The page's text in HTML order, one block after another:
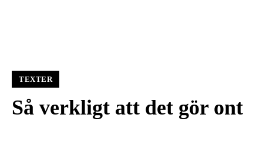
TEXTER
Så verkligt att det gör ont